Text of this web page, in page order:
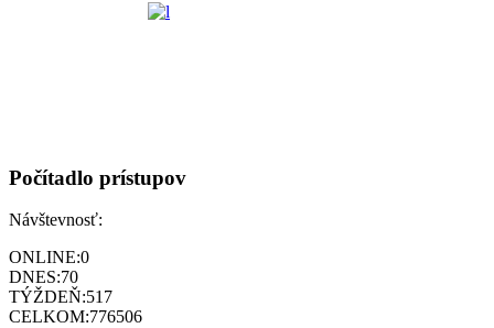
Počítadlo prístupov
Návštevnosť:
ONLINE:0
DNES:70
TÝŽDEŇ:517
CELKOM:776506